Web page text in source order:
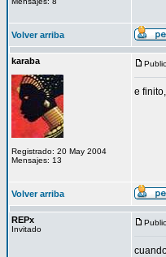
Volver arriba
karaba
Registrado: 20 May 2004
Mensajes: 13
e
Volver arriba
REPx
Invitado